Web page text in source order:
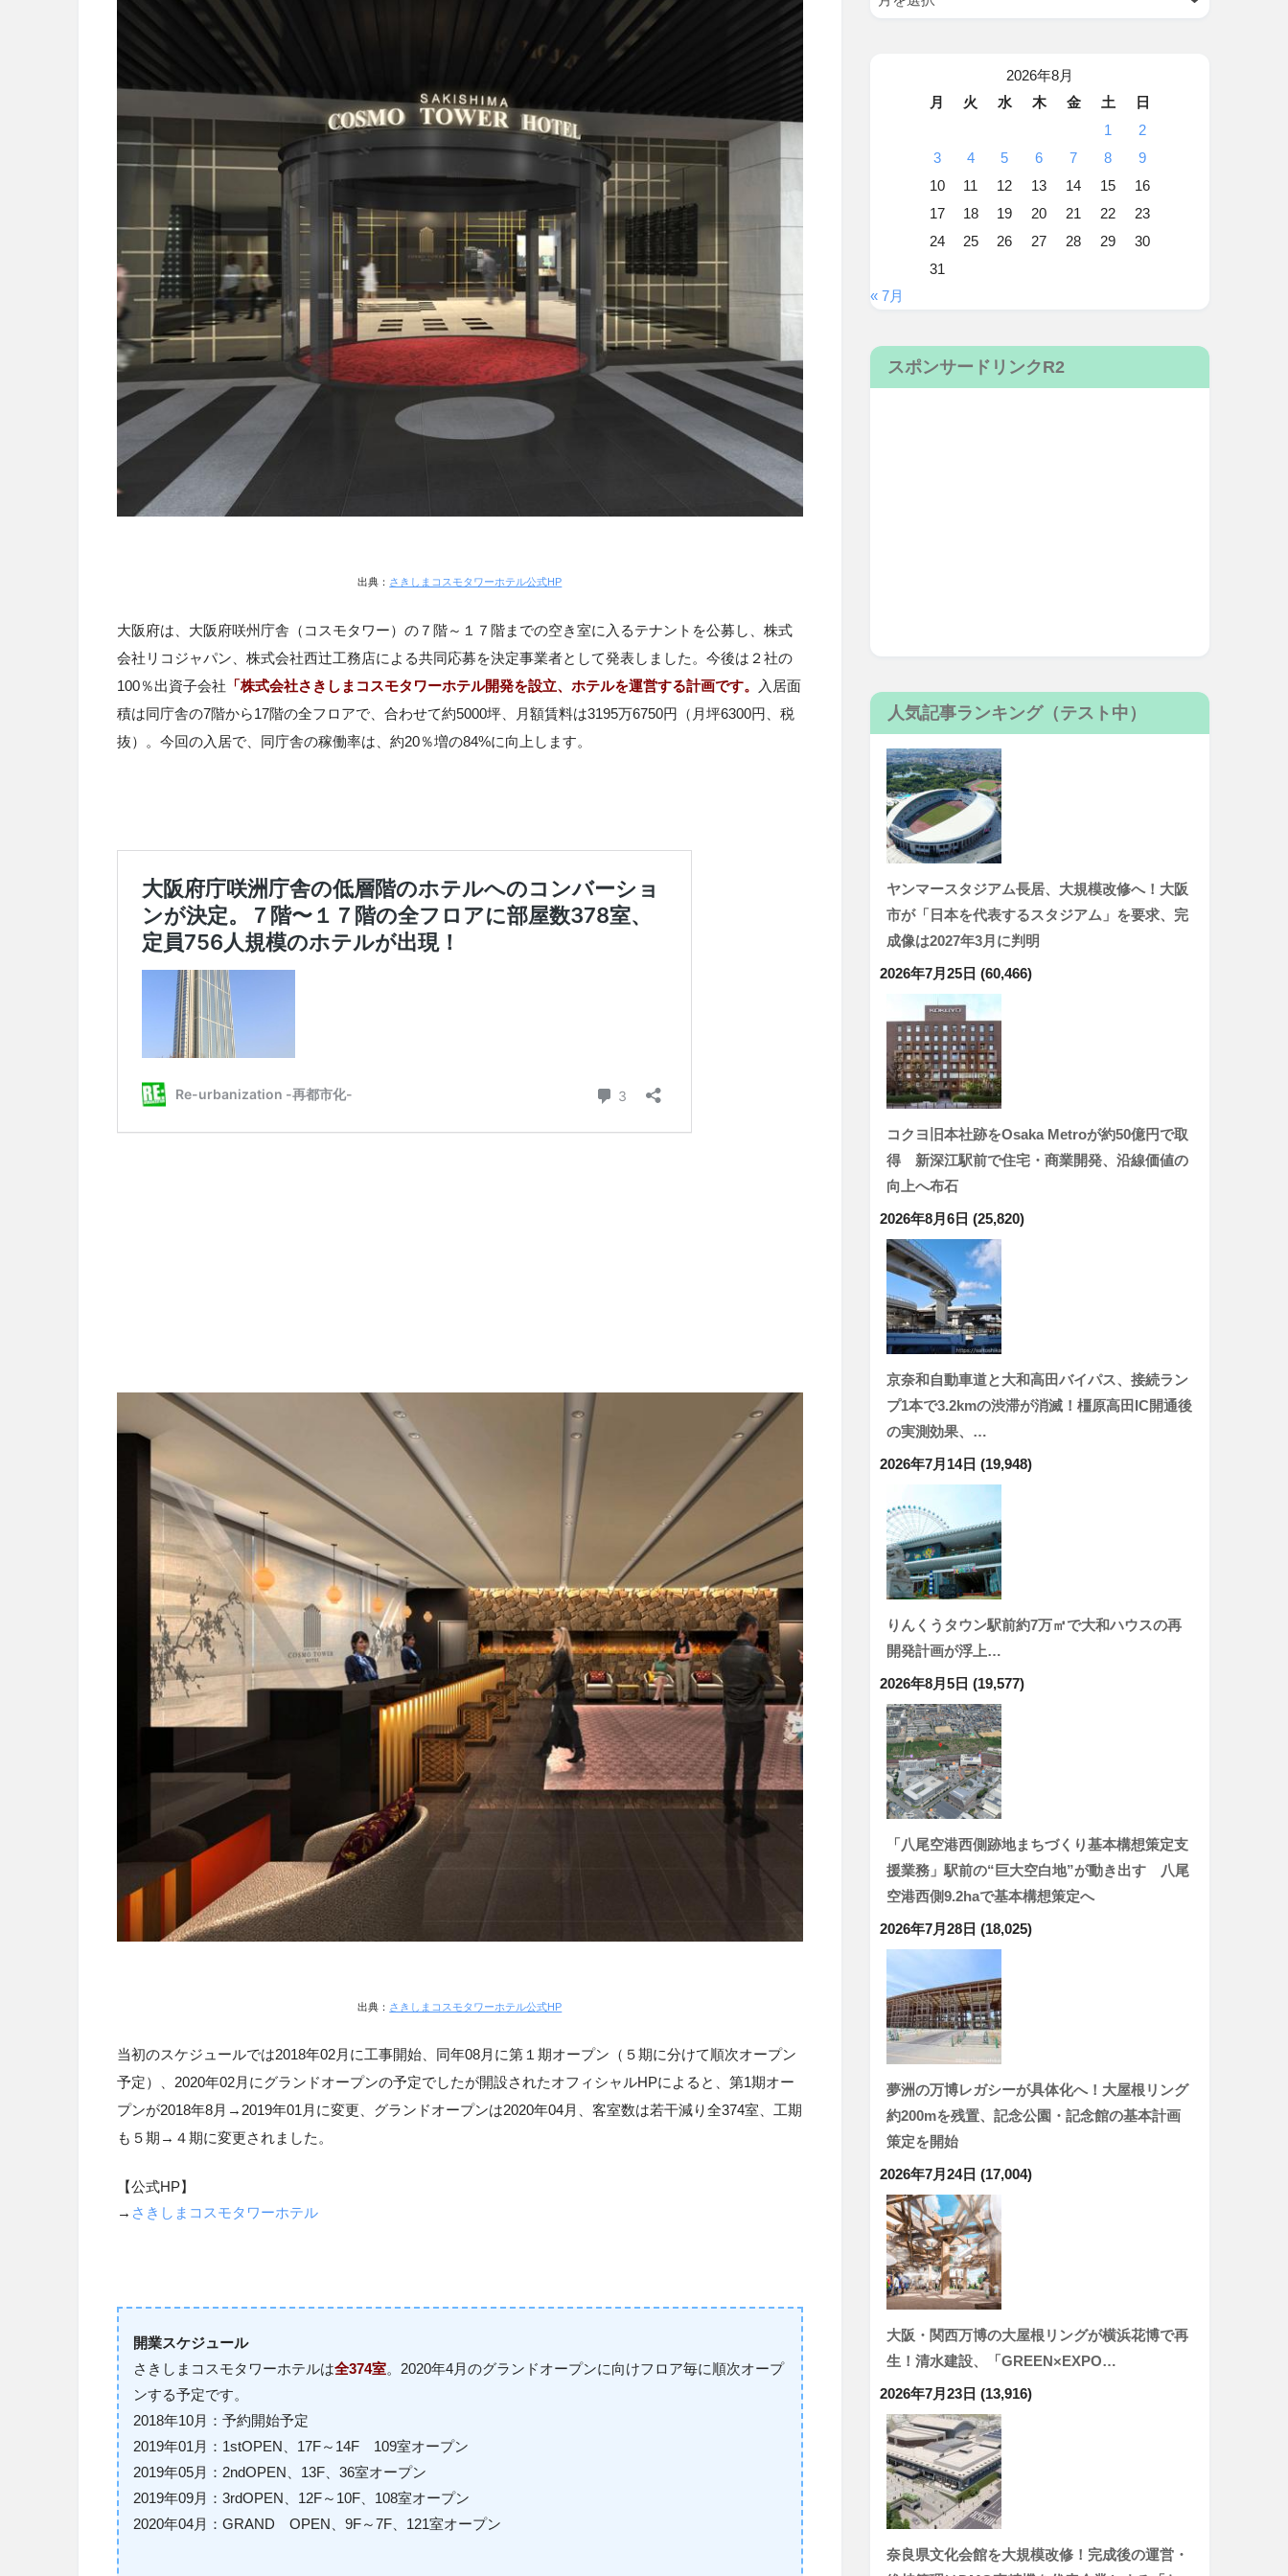
出典： さきしまコスモタワーホテル公式HP
大阪府は、大阪府咲州庁舎（コスモタワー） の７階～１７階までの空き室に入るテナントを公募し、株式
会社リコジャパン、株式会社西辻工務店による共同応募を決定事業者として発表しました。今後は２社の
100％出資子会社 「株式会社さきしまコスモタワーホテル開発を設立、ホテルを運営する計画です。
入居面
積は同庁舎の7階から17階の全フロアで、合わせて約5000坪、月額賃料は3195万6750円（月坪6300円、税
抜）。今回の入居で、同庁舎の稼働率は、約20％増の84%に向上します。
出典： さきしまコスモタワーホテル公式HP
当初のスケジュールでは2018年02月に工事開始、同年08月に第１期オープン（５期に分けて順次オープン
予定）、2020年02月にグランドオープンの予定でしたが開設されたオフィシャルHPによると、第1期オー
プンが2018年8月→2019年01月に変更、グランドオープンは2020年04月、客室数は若干減り全374室、工期
も５期→４期に変更されました。
【公式HP】
→ さきしまコスモタワーホテル
開業スケジュール
さきしまコスモタワーホテルは全374室。2020年4月のグランドオープンに向けフロア毎に順次オープ
ンする予定です。
2018年10月：予約開始予定
2019年01月： 1stOPEN、 17F～ 14F 109室オープン
2019年05月：2ndOPEN、 13F、36室オープン
2019年09月：3rdOPEN、 12F～ 10F、 108室オープン
2020年04月：GRAND OPEN、9F～7F、 121室オープン
2026年8月
月
火 水 木 金 土
日
1
2
3
4 5 6 7 8
9
10
11 12 13 14 15
16
17
18 19 20 21 22
23
24
25 26 27 28 29
30
31
« 7月
スポンサードリンクR2
人気記事ランキング（テスト中）
ヤンマースタジアム長居、大規模改修へ！大阪
市が「日本を代表するスタジアム」を要求、完
成像は2027年3月に判明
2026年7月25日 (60,466)
コクヨ旧本社跡をOsaka Metroが約50億円で取
得 新深江駅前で住宅・商業開発、沿線価値の
向上へ布石
2026年8月6日 (25,820)
京奈和自動車道と大和高田バイパス、接続ラン
プ1本で3.2kmの渋滞が消滅！橿原高田IC開通後
の実測効果、…
2026年7月14日 (19,948)
りんくうタウン駅前約7万㎡で大和ハウスの再
開発計画が浮上…
2026年8月5日 (19,577)
「八尾空港西側跡地まちづくり基本構想策定支
援業務」駅前の“巨大空白地”が動き出す 八尾
空港西側9.2haで基本構想策定へ
2026年7月28日 (18,025)
夢洲の万博レガシーが具体化へ！大屋根リング
約200mを残置、記念公園・記念館の基本計画
策定を開始
2026年7月24日 (17,004)
大阪・関西万博の大屋根リングが横浜花博で再
生！清水建設、「GREEN×EXPO…
2026年7月23日 (13,916)
奈良県文化会館を大規模改修！完成後の運営・